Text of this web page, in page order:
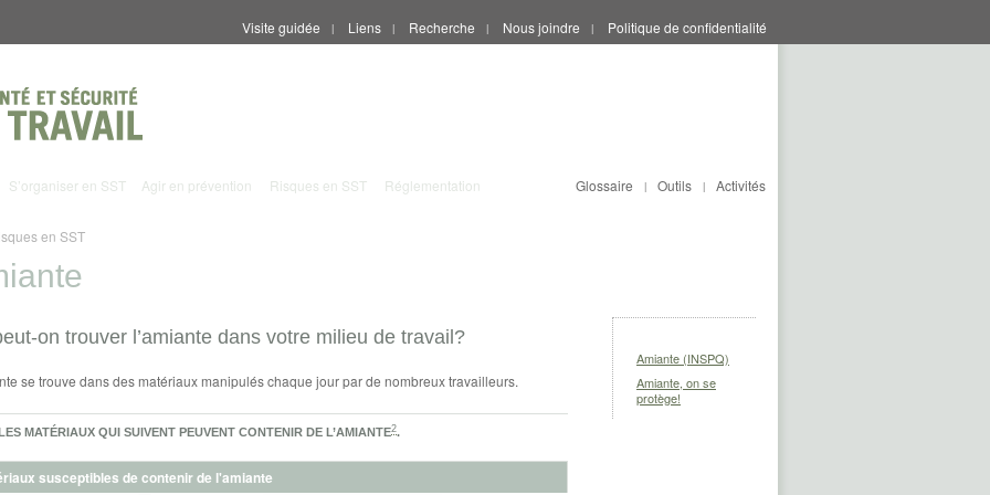
Visite guidée | Liens | Recherche | Nous joindre | Politique de confidentialité
S’organiser en SST Agir en prévention Risques en SST Réglementation Activités
Outils |
Glossaire |
en SST
on trouver l’amiante dans votre milieu de travail?
se trouve dans des matériaux manipulés chaque jour par de nombreux travailleurs.
MATÉRIAUX QUI SUIVENT PEUVENT CONTENIR DE L’AMIANTE2.
susceptibles de contenir de l'amiante
Amiante (INSPQ)
Amiante, on se
protège!